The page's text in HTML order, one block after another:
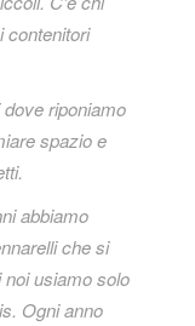
contenitori
riponiamo
spazio e
abbiamo
che si
usiamo solo
Ogni anno